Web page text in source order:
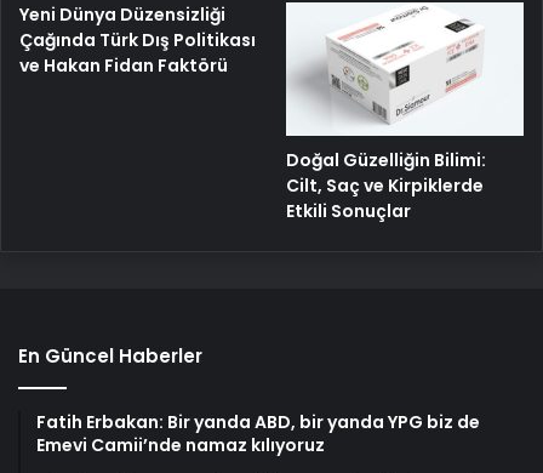
Yeni Dünya Düzensizliği
Çağında Türk Dış Politikası
ve Hakan Fidan Faktörü
Doğal Güzelliğin Bilimi:
Cilt, Saç ve Kirpiklerde
Etkili Sonuçlar
En Güncel Haberler
Fatih Erbakan: Bir yanda ABD, bir yanda YPG biz de
Emevi Camii’nde namaz kılıyoruz